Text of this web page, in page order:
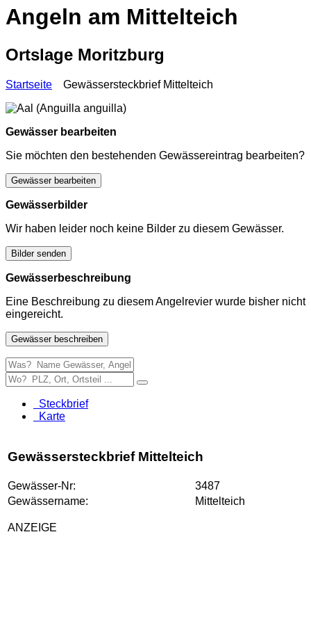
Angeln am Mittelteich
Ortslage Moritzburg
Startseite Gewässersteckbrief Mittelteich
Gewässer bearbeiten
Sie möchten den bestehenden Gewässereintrag bearbeiten?
Gewässer bearbeiten
Gewässerbilder
Wir haben leider noch keine Bilder zu diesem Gewässer.
Bilder senden
Gewässerbeschreibung
Eine Beschreibung zu diesem Angelrevier wurde bisher nicht
eingereicht.
Gewässer beschreiben
Steckbrief
Karte
Gewässersteckbrief Mittelteich
Gewässer-Nr:
3487
Gewässername:
Mittelteich
ANZEIGE